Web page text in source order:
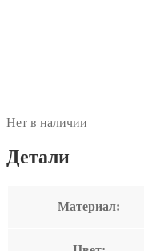
Нет в наличии
Детали
Материал: